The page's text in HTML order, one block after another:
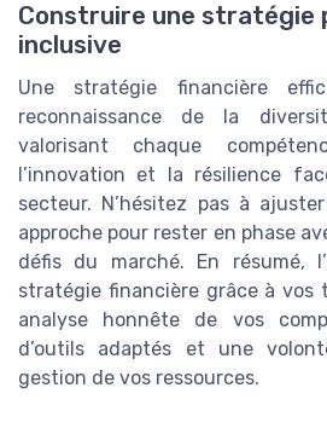
Construire une stratégie
inclusive
Une stratégie financière
reconnaissance de la
valorisant chaque
l’innovation et la résilience
secteur. N’hésitez pas à
approche pour rester en phase
défis du marché. En résumé,
stratégie financière grâce à vos
analyse honnête de vos
d’outils adaptés et une
gestion de vos ressources.